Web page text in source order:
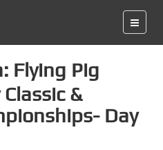
Flying Pig
&
Day